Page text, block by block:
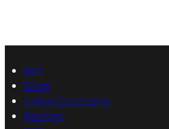
Art
Blog
Comunicazione
Design